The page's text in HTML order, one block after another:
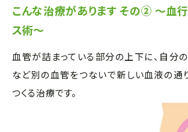
こんな治療があります その② ～血
ス術～
血管が詰まっている部分の上下に、自分
など別の血管をつないで新しい血液の通り
つくる治療です。